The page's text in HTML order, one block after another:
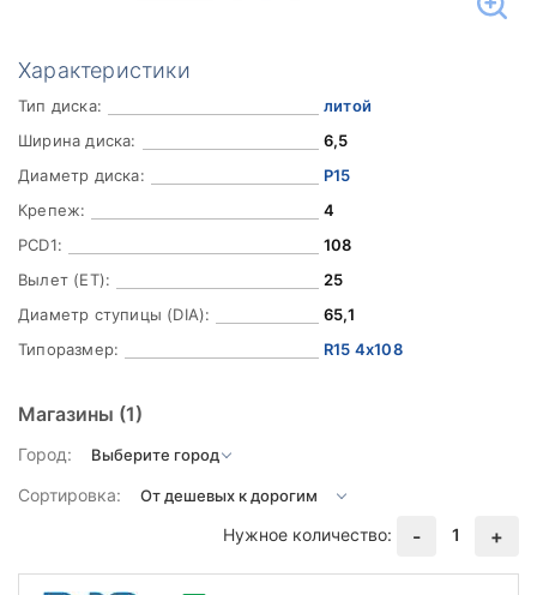
Характеристики
Тип диска:
литой
Ширина диска:
6,5
Диаметр диска:
Р15
Крепеж:
4
PCD1:
108
Вылет (ET):
25
Диаметр ступицы (DIA):
65,1
Типоразмер:
R15 4x108
Магазины (1)
Город:
Сортировка:
Нужное количество:
- 1 +